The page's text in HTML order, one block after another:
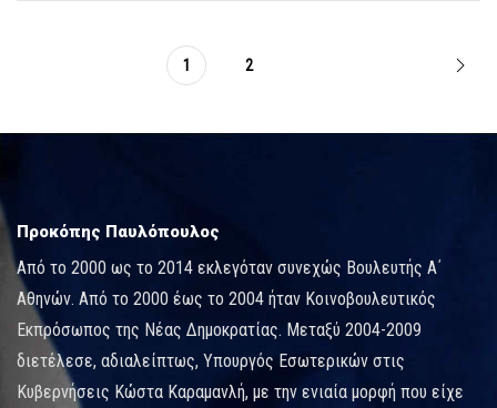
1 2
Προκόπης Παυλόπουλος
Από το 2000 ως το 2014 εκλεγόταν συνεχώς Βουλευτής Α΄
Αθηνών. Από το 2000 έως το 2004 ήταν Κοινοβουλευτικός
Εκπρόσωπος της Νέας Δημοκρατίας. Μεταξύ 2004-2009
διετέλεσε, αδιαλείπτως, Υπουργός Εσωτερικών στις
Κυβερνήσεις Κώστα Καραμανλή, με την ενιαία μορφή που είχε